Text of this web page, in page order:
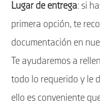
Lugar de entrega: si
primera opción, te
documentación en
Te ayudaremos a
todo lo requerido y le
ello es conveniente